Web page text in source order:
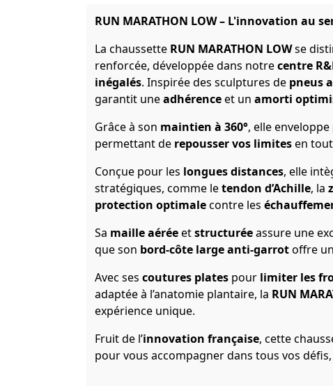
RUN MARATHON LOW – L'innovation au
La chaussette RUN MARATHON LOWse
renforcée, développée dans notrecentre
inégalés. Inspirée des sculptures de pneus
garantit uneadhérenceet un amorti
Grâce à son maintien à 360°, elle
permettant de repousser vos limitesen
Conçue pour les longues distances, elle
stratégiques, comme letendon d’Achille, la
protection optimalecontre les
Sa maille aéréeetstructuréeassure une
que son bord-côte large anti-garrotoffre un
Avec ses coutures plates pour limiter les
adaptée à l’anatomie plantaire, la RUN
expérience unique.
Fruit de l’innovation française, cette
pour vous accompagner dans tous vos